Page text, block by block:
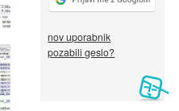
nov uporabnik
pozabili geslo?